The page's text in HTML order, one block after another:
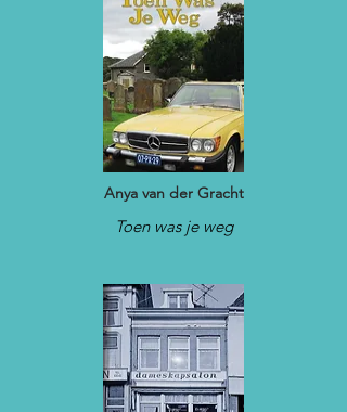
Anya van der Gracht
Toen was je weg